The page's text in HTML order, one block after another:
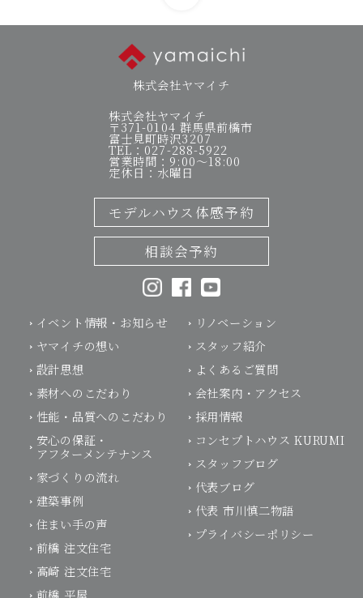
株式会社ヤマイチ
株式会社ヤマイチ
〒371-0104 群馬県前橋市
富士見町時沢3207
TEL：027-288-5922
営業時間：9:00～18:00
定休日：水曜日
モデルハウス体感予約
相談会予約
イベント情報・お知らせ
ヤマイチの想い
設計思想
素材へのこだわり
性能・品質へのこだわり
安心の保証・
アフターメンテナンス
家づくりの流れ
建築事例
住まい手の声
前橋 注文住宅
高崎 注文住宅
前橋 平屋
リノベーション
スタッフ紹介
よくあるご質問
会社案内・アクセス
採用情報
コンセプトハウス KURUMI
スタッフブログ
代表ブログ
代表 市川慎二物語
プライバシーポリシー